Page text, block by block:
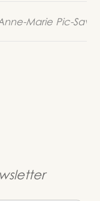
Marie Pic-